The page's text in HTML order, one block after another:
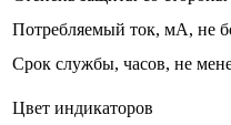
Потребляемый ток, мА, не
Срок службы, часов, не
Цвет индикаторов